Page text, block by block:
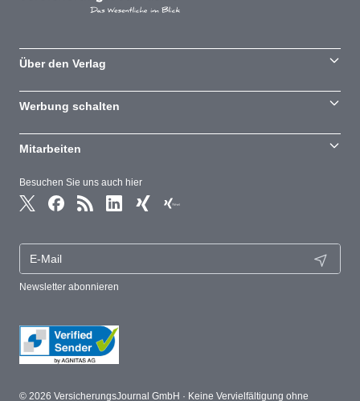
Besuchen Sie uns auch hier
Newsletter abonnieren
Über den Verlag
Werbung schalten
Mitarbeiten
© 2026 VersicherungsJournal GmbH · Keine Vervielfältigung ohne